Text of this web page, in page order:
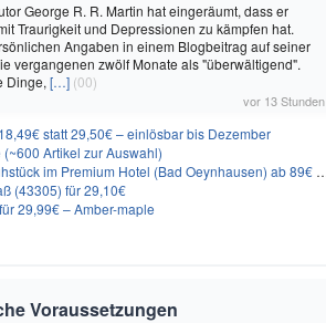
George R. R. Martin hat eingeräumt, dass er
Traurigkeit und Depressionen zu kämpfen hat.
Angaben in einem Blogbeitrag auf seiner
vergangenen zwölf Monate als "überwältigend".
Dinge, […] (00)
vor 13 Stunden
statt 29,50€ – einlösbar bis Dezember
Artikel zur Auswahl)
im Premium Hotel (Bad Oeynhausen) ab 89€ p.P.
(43305) für 29,10€
29,99€ – Amber-maple
Voraussetzungen